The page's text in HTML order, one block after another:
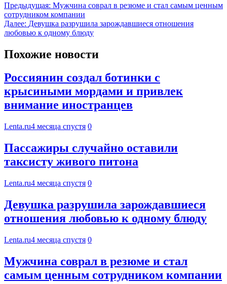
Предыдущая: Мужчина соврал в резюме и стал самым ценным
сотрудником компании
Далее: Девушка разрушила зарождавшиеся отношения
любовью к одному блюду
Похожие новости
Россиянин создал ботинки с
крысиными мордами и привлек
внимание иностранцев
Lenta.ru4 месяца спустя 0
Пассажиры случайно оставили
таксисту живого питона
Lenta.ru4 месяца спустя 0
Девушка разрушила зарождавшиеся
отношения любовью к одному блюду
Lenta.ru4 месяца спустя 0
Мужчина соврал в резюме и стал
самым ценным сотрудником компании